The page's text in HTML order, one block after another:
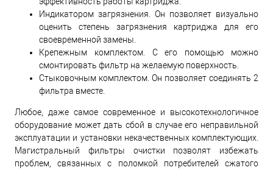
Индикатором загрязнения. Он позволяет визуально
оценить степень загрязнения картриджа для его
своевременной замены.
Крепежным комплектом. С его помощью можно
смонтировать фильтр на желаемую поверхность.
Стыковочным комплектом. Он позволяет соединять 2
фильтра вместе.
Любое, даже самое современное и высокотехнологичное
оборудование может дать сбой в случае его неправильной
эксплуатации и установки некачественных комплектующих.
Магистральный фильтры очистки позволят избежать
проблем, связанных с поломкой потребителей сжатого